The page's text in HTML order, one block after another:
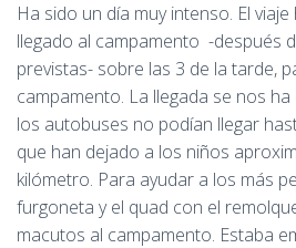
Ha sido un día muy intenso. El
llegado al campamento -después
previstas- sobre las 3 de la tarde,
campamento. La llegada se nos
los autobuses no podían llegar
que han dejado a los niños
kilómetro. Para ayudar a los más
furgoneta y el quad con el
macutos al campamento. Estaba